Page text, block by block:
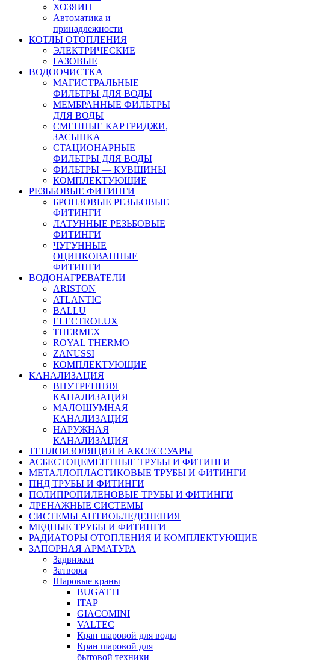
ХОЗЯИН
Автоматика и
принадлежности
КОТЛЫ ОТОПЛЕНИЯ
ЭЛЕКТРИЧЕСКИЕ
ГАЗОВЫЕ
ВОДООЧИСТКА
МАГИСТРАЛЬНЫЕ
ФИЛЬТРЫ ДЛЯ ВОДЫ
МЕМБРАННЫЕ ФИЛЬТРЫ
ДЛЯ ВОДЫ
СМЕННЫЕ КАРТРИДЖИ,
ЗАСЫПКА
СТАЦИОНАРНЫЕ
ФИЛЬТРЫ ДЛЯ ВОДЫ
ФИЛЬТРЫ — КУВШИНЫ
КОМПЛЕКТУЮЩИЕ
РЕЗЬБОВЫЕ ФИТИНГИ
БРОНЗОВЫЕ РЕЗЬБОВЫЕ
ФИТИНГИ
ЛАТУННЫЕ РЕЗЬБОВЫЕ
ФИТИНГИ
ЧУГУННЫЕ
ОЦИНКОВАННЫЕ
ФИТИНГИ
ВОДОНАГРЕВАТЕЛИ
ARISTON
ATLANTIC
BALLU
ELECTROLUX
THERMEX
ROYAL THERMO
ZANUSSI
КОМПЛЕКТУЮЩИЕ
КАНАЛИЗАЦИЯ
ВНУТРЕННЯЯ
КАНАЛИЗАЦИЯ
МАЛОШУМНАЯ
КАНАЛИЗАЦИЯ
НАРУЖНАЯ
КАНАЛИЗАЦИЯ
ТЕПЛОИЗОЛЯЦИЯ И АКСЕССУАРЫ
АСБЕСТОЦЕМЕНТНЫЕ ТРУБЫ И ФИТИНГИ
МЕТАЛЛОПЛАСТИКОВЫЕ ТРУБЫ И ФИТИНГИ
ПНД ТРУБЫ И ФИТИНГИ
ПОЛИПРОПИЛЕНОВЫЕ ТРУБЫ И ФИТИНГИ
ДРЕНАЖНЫЕ СИСТЕМЫ
СИСТЕМЫ АНТИОБЛЕДЕНЕНИЯ
МЕДНЫЕ ТРУБЫ И ФИТИНГИ
РАДИАТОРЫ ОТОПЛЕНИЯ И КОМПЛЕКТУЮЩИЕ
ЗАПОРНАЯ АРМАТУРА
Задвижки
Затворы
Шаровые краны
BUGATTI
ITAP
GIACOMINI
VALTEC
Кран шаровой для воды
Кран шаровой для
бытовой техники